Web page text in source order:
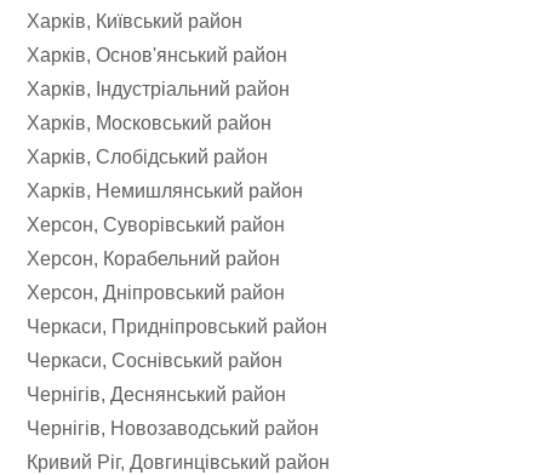
Харків, Київський район
Харків, Основ'янський район
Харків, Індустріальний район
Харків, Московський район
Харків, Слобідський район
Харків, Немишлянський район
Херсон, Суворівський район
Херсон, Корабельний район
Херсон, Дніпровський район
Черкаси, Придніпровський район
Черкаси, Соснівський район
Чернігів, Деснянський район
Чернігів, Новозаводський район
Кривий Ріг, Довгинцівський район